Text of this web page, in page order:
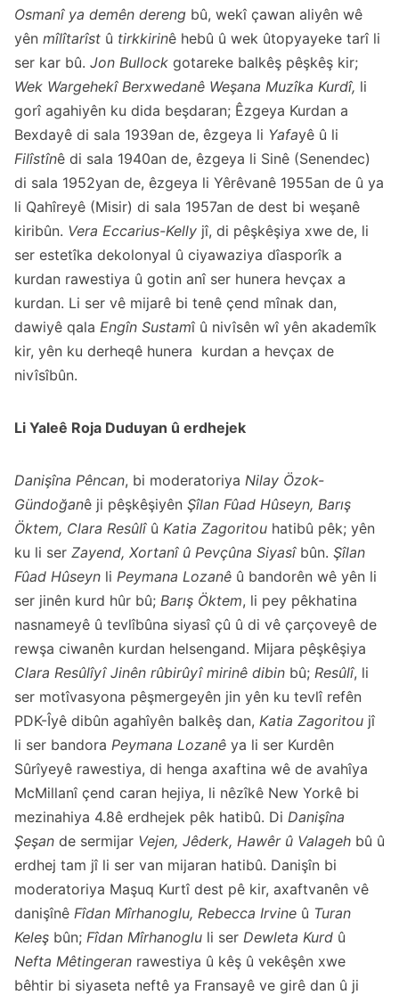
Osmanî ya demên dereng bû, wekî çawan aliyên wê
yên mîlîtarîst û tirkkirinê hebû û wek ûtopyayeke tarî li
ser kar bû. Jon Bullock gotareke balkêş pêşkêş kir;
Wek Wargehekî Berxwedanê Weşana Muzîka Kurdî, li
gorî agahiyên ku dida beşdaran; Êzgeya Kurdan a
Bexdayê di sala 1939an de, êzgeya li Yafayê û li
Filîstînê di sala 1940an de, êzgeya li Sinê (Senendec)
di sala 1952yan de, êzgeya li Yêrêvanê 1955an de û ya
li Qahîreyê (Misir) di sala 1957an de dest bi weşanê
kiribûn. Vera Eccarius-Kelly jî, di pêşkêşiya xwe de, li
ser estetîka dekolonyal û ciyawaziya dîasporîk a
kurdan rawestiya û gotin anî ser hunera hevçax a
kurdan. Li ser vê mijarê bi tenê çend mînak dan,
dawiyê qala Engîn Sustamî û nivîsên wî yên akademîk
kir, yên ku derheqê hunera kurdan a hevçax de
nivîsîbûn.
Li Yaleê Roja Duduyan û erdhejek
Danişîna Pêncan, bi moderatoriya Nilay Özok-
Gündoğanê ji pêşkêşiyên Şîlan Fûad Hûseyn, Barış
Öktem, Clara Resûlîû Katia Zagoritou hatibû pêk; yên
ku li ser Zayend, Xortanî û Pevçûna Siyasîbûn. Şîlan
Fûad Hûseyn li Peymana Lozanê û bandorên wê yên li
ser jinên kurd hûr bû; Barış Öktem, li pey pêkhatina
nasnameyê û tevlîbûna siyasî çû û di vê çarçoveyê de
rewşa ciwanên kurdan helsengand. Mijara pêşkêşiya
Clara Resûlîyî Jinên rûbirûyî mirinê dibin bû; Resûlî, li
ser motîvasyona pêşmergeyên jin yên ku tevlî refên
PDK-Îyê dibûn agahîyên balkêş dan, Katia Zagoritou jî
li ser bandora Peymana Lozanê ya li ser Kurdên
Sûrîyeyê rawestiya, di henga axaftina wê de avahîya
McMillanî çend caran hejiya, li nêzîkê New Yorkê bi
mezinahiya 4.8ê erdhejek pêk hatibû. Di Danişîna
Şeşan de sermijar Vejen, Jêderk, Hawêr û Valageh bû û
erdhej tam jî li ser van mijaran hatibû. Danişîn bi
moderatoriya Maşuq Kurtî dest pê kir, axaftvanên vê
danişînê Fîdan Mîrhanoglu, Rebecca Irvine û Turan
Keleş bûn; Fîdan Mîrhanoglu li ser Dewleta Kurd û
Nefta Mêtingeran rawestiya û kêş û vekêşên xwe
bêhtir bi siyaseta neftê ya Fransayê ve girê dan û ji